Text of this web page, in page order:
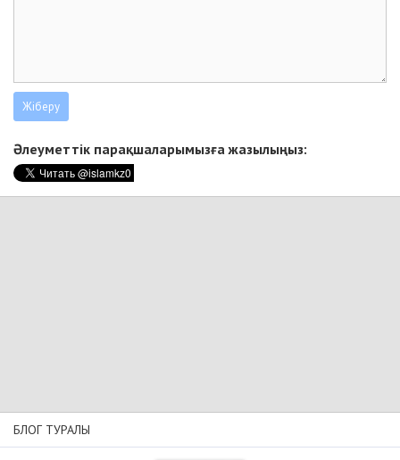
Әлеуметтік парақшаларымызға жазылыңыз:
БЛОГ ТУРАЛЫ